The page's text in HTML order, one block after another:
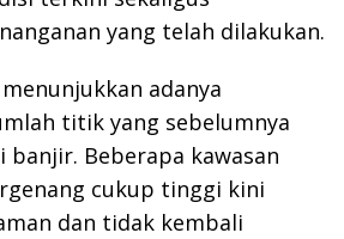
yang telah dilakukan.
adanya
titik yang sebelumnya
banjir. Beberapa kawasan
cukup tinggi kini
dan tidak kembali